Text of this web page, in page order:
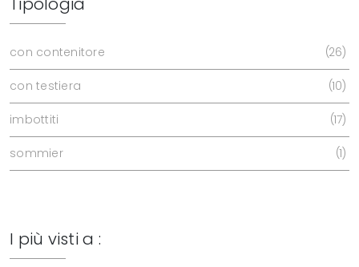
con contenitore 26
con testiera 10
imbottiti 17
sommier 1
I più visti a :